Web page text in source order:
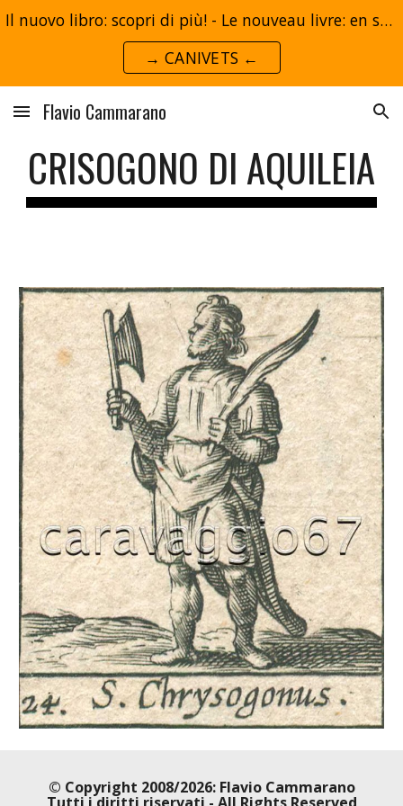
Skip to main content
Il nuovo libro: scopri di più! - Le nouveau livre: en savoir plus!
→ CANIVETS ←
Flavio Cammarano
CRISOGONO DI AQUILEIA
© Copyright 2008/2026: Flavio Cammarano